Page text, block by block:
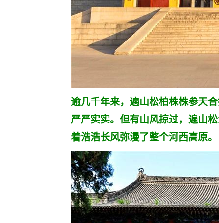
逾几千年来，遍山松柏株株参天
严严实实。但有山风掠过，遍山
着浩浩长风弥漫了整个河西高原。